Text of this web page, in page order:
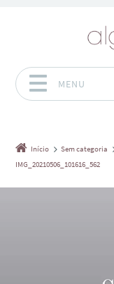
MENU
Início Sem categoria
IMG_20210506_101616_562